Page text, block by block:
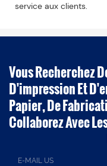
service aux clients.
Vous Recherchez
D'impression Et
Papier, De
Collaborez Avec
E-MAIL US